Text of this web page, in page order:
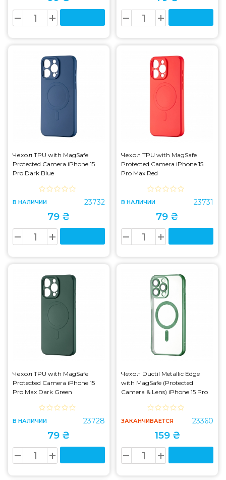
Чехол TPU with MagSafe
Protected Camera iPhone 15
Pro Dark Blue
В НАЛИЧИИ 23732
79 ₴
Чехол TPU with MagSafe
Protected Camera iPhone 15
Pro Max Red
В НАЛИЧИИ 23731
79 ₴
Чехол TPU with MagSafe
Protected Camera iPhone 15
Pro Max Dark Green
В НАЛИЧИИ 23728
79 ₴
Чехол Ductil Metallic Edge
with MagSafe (Protected
Camera & Lens) iPhone 15 Pro
ЗАКАНЧИВАЕТСЯ 23360
159 ₴